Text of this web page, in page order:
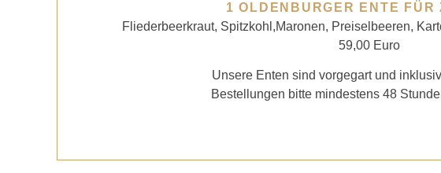
1 OLDENBURGER ENTE FÜR
Fliederbeerkraut, Spitzkohl,Maronen, Preiselbeeren,
59,00 Euro
Unsere Enten sind vorgegart und
Bestellungen bitte mindestens 48